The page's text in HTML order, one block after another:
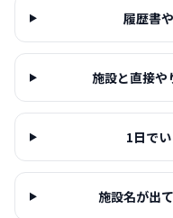
履歴書
施設と直接
1日で
施設名が出